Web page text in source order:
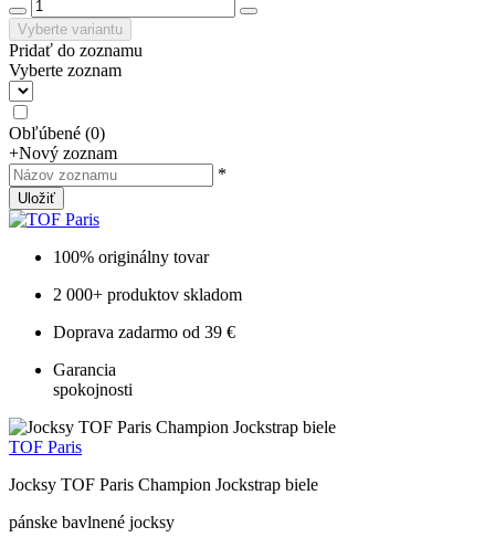
Vyberte variantu
Pridať do zoznamu
Vyberte zoznam
Obľúbené (0)
+Nový zoznam
*
Uložiť
100% originálny tovar
2 000+ produktov skladom
Doprava zadarmo od 39 €
Garancia
spokojnosti
TOF Paris
Jocksy TOF Paris Champion Jockstrap biele
pánske bavlnené jocksy